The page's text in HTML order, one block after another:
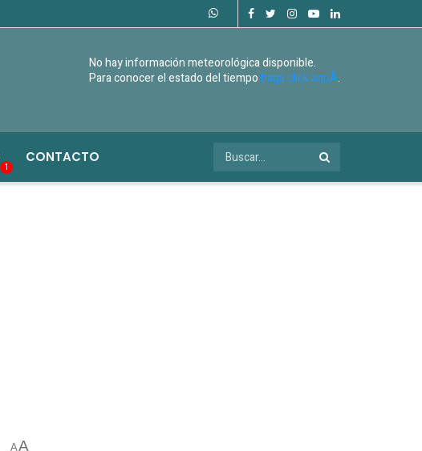
No hay información meteorológica disponible.
Para conocer el estado del tiempohaga click aquÃ­.
1
CONTACTO
AA